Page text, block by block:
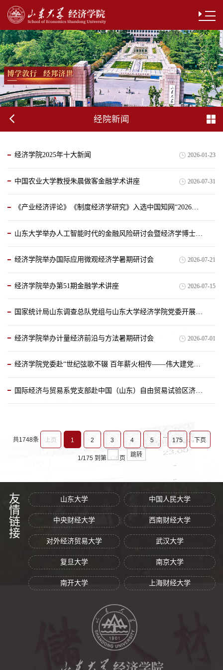
经院新闻
经济学院2025年十大新闻 2026-01-23
中国农业大学教授朱晨做客金融学术讲座 2026-07-31
《产业经济评论》《制度经济学研究》入选中国知网“2026年度高影响力学术辑刊”
经济学院举办国际应用微观经济学暑期研讨会 2026-07-21
经济学院举办第51期金融学术讲座 2026-07-15
国家统计局山东调查总队党组与山东大学经济学院党委开展“弘扬唯实求真精神 奋力创造正确政绩”主题联学活动
经济学院举办计量经济前沿与方法暑期研讨会 2026-07-01
经济学院党委赴“世纪弦歌不辍 百年薪火相传——伟大建党精神锻造与弘扬中的济南担当主题展”参观研学
共1748条
上页 1 2 3 4 5 175 下页
1/175 到第 页
跳转
友情链接 山东大学 中国人民大学
中央财经大学 西南财经大学
对外经济贸易大学 武汉大学
复旦大学 南京大学
南开大学 上海财经大学